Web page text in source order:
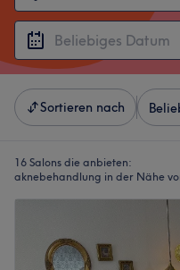
Sortieren nach
16 Salons die anbieten:
aknebehandlung in der Nähe